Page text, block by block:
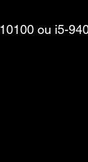
ou i5-